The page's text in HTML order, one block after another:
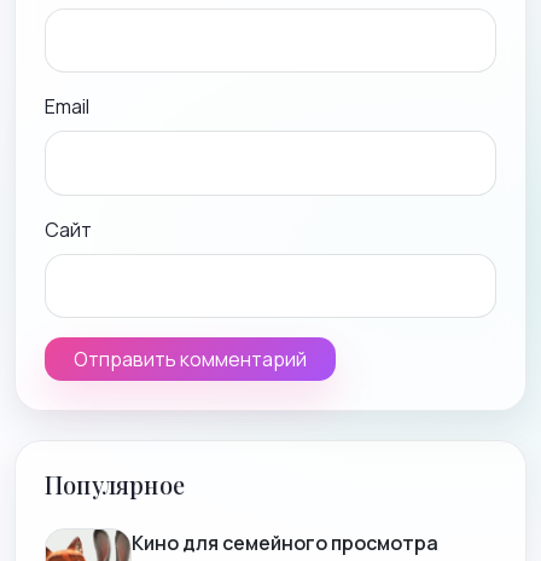
Email
Сайт
Популярное
Кино для семейного просмотра